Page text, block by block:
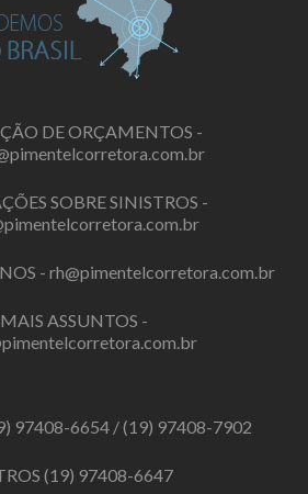
DE ORÇAMENTOS -
SOBRE SINISTROS -
- rh@pimentelcorretora.com.br
ASSUNTOS -
97408-6654/(19) 97408-7902
(19) 97408-6647